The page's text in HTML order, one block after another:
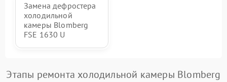
Замена дефростера
холодильной
камеры Blomberg
FSE 1630 U
Этапы ремонта холодильной камеры Blomberg